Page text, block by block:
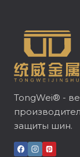
TongWei® -
защиты шин.